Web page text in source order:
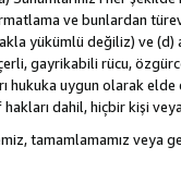
ve bunlardan türev
yükümlü değiliz) ve
gayrikabili rücu,
hukuka uygun olarak
dahil, hiçbir kişi
tamamlamamız